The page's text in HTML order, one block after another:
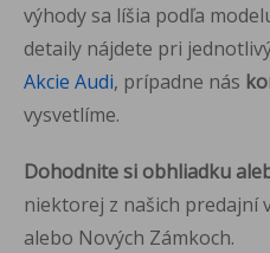
výhody sa líšia podľa
detaily nájdete pri
Akcie Audi, prípadne nás
vysvetlíme.
Dohodnite si obhliadku
niektorej z našich predajní
alebo Nových Zámkoch.